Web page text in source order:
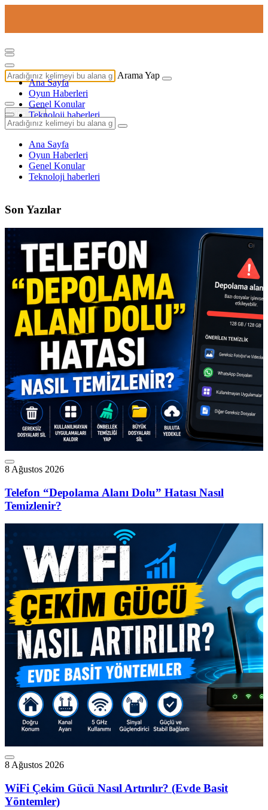
Arama Yap
Giriş Yap
Ana Sayfa
Oyun Haberleri
Genel Konular
Teknoloji haberleri
Ana Sayfa
Oyun Haberleri
Genel Konular
Teknoloji haberleri
Son Yazılar
8 Ağustos 2026
Telefon “Depolama Alanı Dolu” Hatası Nasıl
Temizlenir?
8 Ağustos 2026
WiFi Çekim Gücü Nasıl Artırılır? (Evde Basit
Yöntemler)